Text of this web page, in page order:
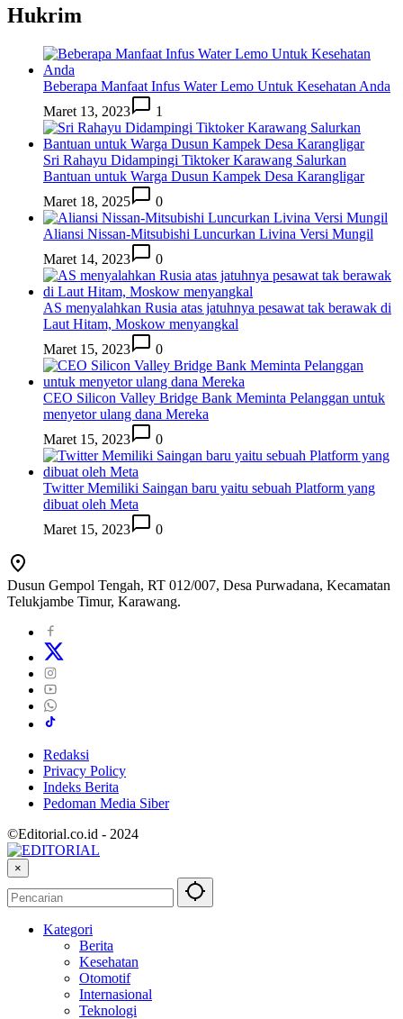
Hukrim
Beberapa Manfaat Infus Water Lemo Untuk Kesehatan Anda
Maret 13, 2023
1
Sri Rahayu Didampingi Tiktoker Karawang Salurkan
Bantuan untuk Warga Dusun Kampek Desa Karangligar
Maret 18, 2025
0
Aliansi Nissan-Mitsubishi Luncurkan Livina Versi Mungil
Maret 14, 2023
0
AS menyalahkan Rusia atas jatuhnya pesawat tak berawak di
Laut Hitam, Moskow menyangkal
Maret 15, 2023
0
CEO Silicon Valley Bridge Bank Meminta Pelanggan untuk
menyetor ulang dana Mereka
Maret 15, 2023
0
Twitter Memiliki Saingan baru yaitu sebuah Platform yang
dibuat oleh Meta
Maret 15, 2023
0
Dusun Gempol Tengah, RT 012/007, Desa Purwadana, Kecamatan
Telukjambe Timur, Karawang.
Redaksi
Privacy Policy
Indeks Berita
Pedoman Media Siber
©Editorial.co.id - 2024
×
Kategori
Berita
Kesehatan
Otomotif
Internasional
Teknologi